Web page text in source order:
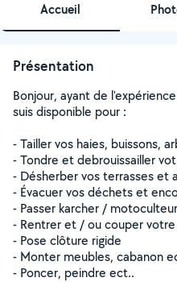
Accueil
Présentation
Bonjour, ayant de
suis disponible pour :
- Tailler vos haies, buissons,
- Tondre et debrouissailler
- Désherber vos terrasses et
- Évacuer vos déchets et
- Passer karcher / motoculteur
- Rentrer et / ou couper
- Pose clôture rigide
- Monter meubles, cabanon
- Poncer, peindre ect..